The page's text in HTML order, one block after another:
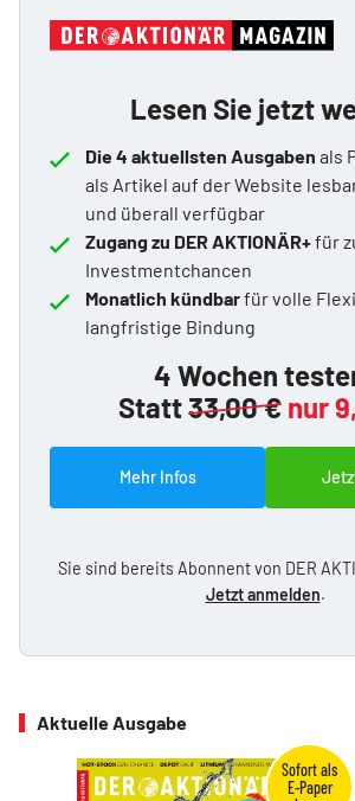
Lesen Sie jetzt
Die 4 aktuellsten Ausgaben als
als Artikel auf der Website
und überall verfügbar
Zugang zu DER AKTIONÄR+für
Investmentchancen
Monatlich kündbarfür volle
langfristige Bindung
4 Wochen
Statt33,00 € nur
Mehr Infos
Sie sind bereits Abonnent von DER
Jetzt anmelden.
Aktuelle Ausgabe